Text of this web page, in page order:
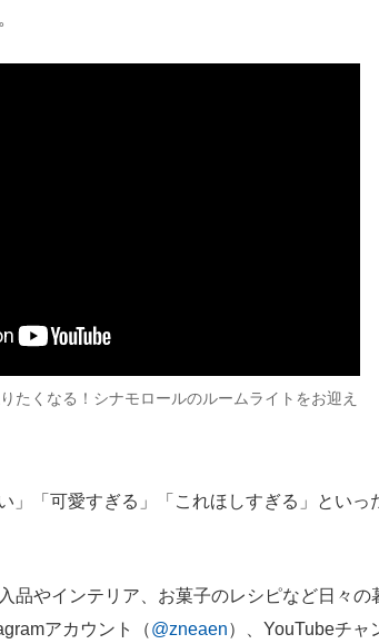
たくなる！シナモロールのルームライトをお迎え
「可愛すぎる」「これほしすぎる」といっ
やインテリア、お菓子のレシピなど日々の
アカウント（@zneaen）、YouTubeチャ